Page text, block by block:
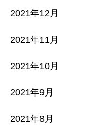
2021年12月
2021年11月
2021年10月
2021年9月
2021年8月